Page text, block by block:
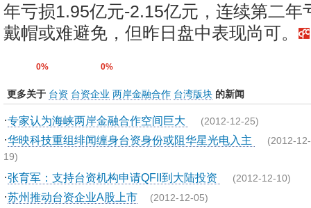
年亏损1.95亿元-2.15亿元，连续第二年
戴帽或难避免，但昨日盘中表现尚可。
0% 0%
更多关于 台资 台资企业 两岸金融合作 台湾版块 的新闻
·专家认为海峡两岸金融合作空间巨大 (2012-12-25)
·华映科技重组绯闻缠身台资身份或阻华星光电入主 (2012-12-
19)
·张育军：支持台资机构申请QFII到大陆投资 (2012-12-10)
·苏州推动台资企业A股上市 (2012-12-05)